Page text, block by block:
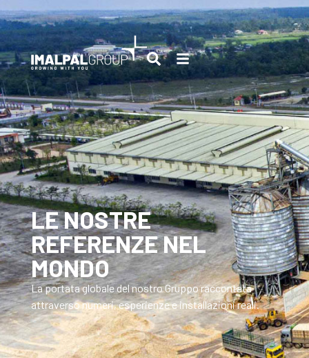
LE NOSTRE
REFERENZE NEL
MONDO
La portata globale del nostro Gruppo raccontata
attraverso numeri, esperienze e installazioni reali.